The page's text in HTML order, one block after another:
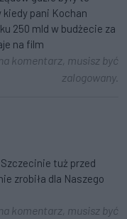
kiedy pani Kochan
250 mld w budżecie za
na film
komentarz, musisz być
zalogowany.
tuż przed
zrobiła dla Naszego
komentarz, musisz być